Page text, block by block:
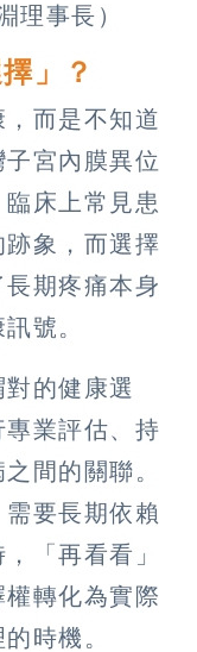
理事長）
」？
，而是不知道
宮內膜異位
床上常見患
象，而選擇
期疼痛本身
號。
的健康選
業評估、持
間的關聯。
要長期依賴
「再看看」
轉化為實際
時機。